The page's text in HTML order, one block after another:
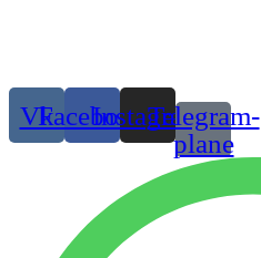
VkFacebookInstagramTelegram-
plane